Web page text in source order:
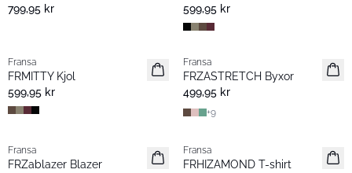
799,95 kr
599,95 kr
Nyhet
Fransa
FRMITTY Kjol
599,95 kr
Extended size
Fransa
FRZASTRETCH Byxor
499,95 kr
+9
Extended size
Fransa
FRZablazer Blazer
Extended size
Fransa
FRHIZAMOND T-shirt